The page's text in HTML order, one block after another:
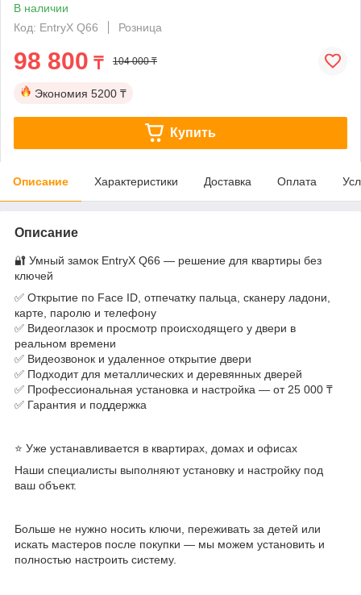
В наличии
Код: EntryX Q66
Розница
98 800 ₸ 104 000 ₸
Экономия 5200 ₸
Купить
Описание Характеристики Доставка Оплата
Описание
🔐 Умный замок EntryX Q66 — решение для квартиры без
ключей
✅ Открытие по Face ID, отпечатку пальца, сканеру ладони,
карте, паролю и телефону
✅ Видеоглазок и просмотр происходящего у двери в
реальном времени
✅ Видеозвонок и удаленное открытие двери
✅ Подходит для металлических и деревянных дверей
✅ Профессиональная установка и настройка — от 25 000 ₸
✅ Гарантия и поддержка
⭐ Уже устанавливается в квартирах, домах и офисах
Наши специалисты выполняют установку и настройку под
ваш объект.
Больше не нужно носить ключи, переживать за детей или
искать мастеров после покупки — мы можем установить и
полностью настроить систему.